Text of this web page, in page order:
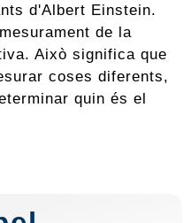
d'Albert Einstein.
de la
Això significa que
coses diferents,
quin és el